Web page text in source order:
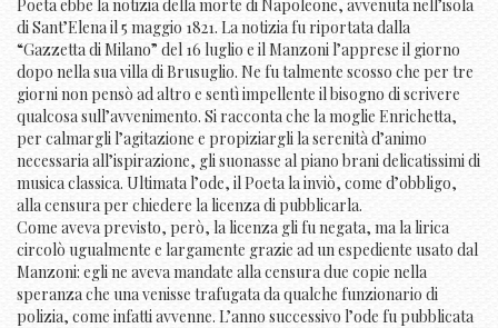
Poeta ebbe la notizia della morte di Napoleone, avvenuta nell’isola
di Sant’Elena il 5 maggio 1821. La notizia fu riportata dalla
“Gazzetta di Milano” del 16 luglio e il Manzoni l’apprese il giorno
dopo nella sua villa di Brusuglio. Ne fu talmente scosso che per tre
giorni non pensò ad altro e sentì impellente il bisogno di scrivere
qualcosa sull’avvenimento. Si racconta che la moglie Enrichetta,
per calmargli l’agitazione e propiziargli la serenità d’animo
necessaria all’ispirazione, gli suonasse al piano brani delicatissimi di
musica classica. Ultimata l’ode, il Poeta la inviò, come d’obbligo,
alla censura per chiedere la licenza di pubblicarla.
Come aveva previsto, però, la licenza gli fu negata, ma la lirica
circolò ugualmente e largamente grazie ad un espediente usato dal
Manzoni: egli ne aveva mandate alla censura due copie nella
speranza che una venisse trafugata da qualche funzionario di
polizia, come infatti avvenne. L’anno successivo l’ode fu pubblicata